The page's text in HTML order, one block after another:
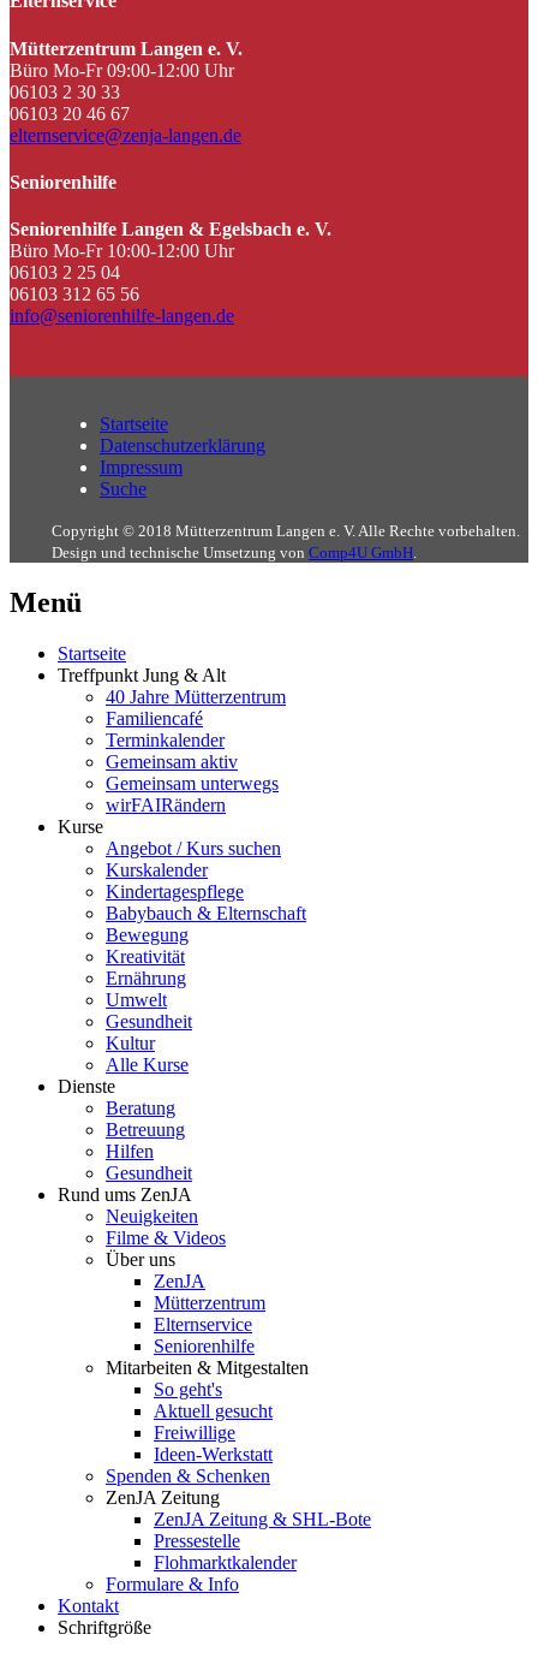
Mütterzentrum Langen e. V.
Büro Mo-Fr 09:00-12:00 Uhr
06103 2 30 33
06103 20 46 67
elternservice@zenja-langen.de
Seniorenhilfe
Seniorenhilfe Langen & Egelsbach e. V.
Büro Mo-Fr 10:00-12:00 Uhr
06103 2 25 04
06103 312 65 56
info@seniorenhilfe-langen.de
Startseite
Datenschutzerklärung
Impressum
Suche
Copyright © 2018 Mütterzentrum Langen e. V. Alle Rechte vorbehalten.
Design und technische Umsetzung von Comp4U GmbH.
Menü
Startseite
Treffpunkt Jung & Alt
40 Jahre Mütterzentrum
Familiencafé
Terminkalender
Gemeinsam aktiv
Gemeinsam unterwegs
wirFAIRändern
Kurse
Angebot / Kurs suchen
Kurskalender
Kindertagespflege
Babybauch & Elternschaft
Bewegung
Kreativität
Ernährung
Umwelt
Gesundheit
Kultur
Alle Kurse
Dienste
Beratung
Betreuung
Hilfen
Gesundheit
Rund ums ZenJA
Neuigkeiten
Filme & Videos
Über uns
ZenJA
Mütterzentrum
Elternservice
Seniorenhilfe
Mitarbeiten & Mitgestalten
So geht's
Aktuell gesucht
Freiwillige
Ideen-Werkstatt
Spenden & Schenken
ZenJA Zeitung
ZenJA Zeitung & SHL-Bote
Pressestelle
Flohmarktkalender
Formulare & Info
Kontakt
Schriftgröße